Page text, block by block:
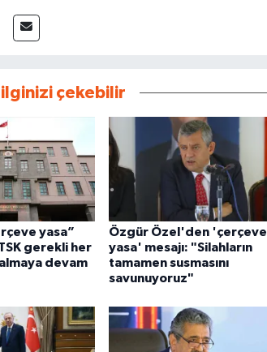
ilginizi çekebilir
yasa”
gerekli her
devam
Özgür Özel'den 'çerçeve
yasa' mesajı: "Silahların
tamamen susmasını
savunuyoruz"